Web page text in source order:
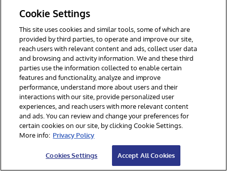
prioriza la disponibilidad y la tolerancia a las
particiones sobre la coherencia estricta. En los
sistemas BASE, los datos pueden no ser
inmediatamente coherentes en todos los nodos.
Se vuelve consistente con el tiempo. Esta
compensación permite mejorar la escalabilidad
y el rendimiento en sistemas distribuidos.
El modelo BASE se adapta a aplicaciones que
pueden tolerar cierto retraso de los datos. Es
Cookie Settings
This site uses cookies and similar tools, some of which are
provided by third parties, to operate and improve our site,
reach users with relevant content and ads, collect user data
and browsing and activity information. We and these third
parties use the information collected to enable certain
features and functionality, analyze and improve
performance, understand more about users and their
interactions with our site, provide personalized user
experiences, and reach users with more relevant content
and ads. You can review and change your preferences for
certain cookies on our site, by clicking Cookie Settings.
More info: Privacy Policy
Cookies Settings Accept All Cookies